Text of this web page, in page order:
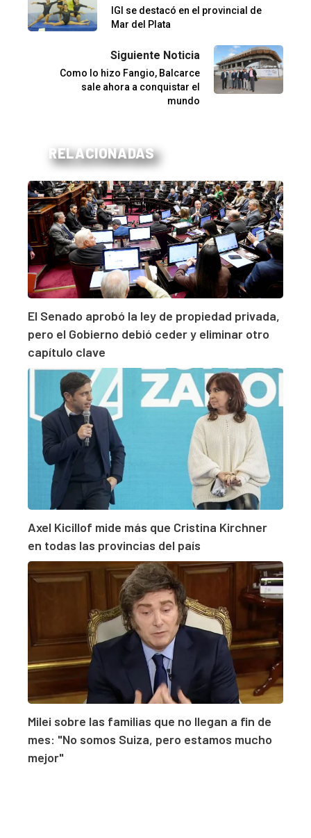
IGI se destacó en el provincial de
Mar del Plata
Siguiente Noticia
Como lo hizo Fangio, Balcarce
sale ahora a conquistar el
mundo
RELACIONADAS
El Senado aprobó la ley de propiedad privada,
pero el Gobierno debió ceder y eliminar otro
capítulo clave
Axel Kicillof mide más que Cristina Kirchner
en todas las provincias del país
Milei sobre las familias que no llegan a fin de
mes: "No somos Suiza, pero estamos mucho
mejor"